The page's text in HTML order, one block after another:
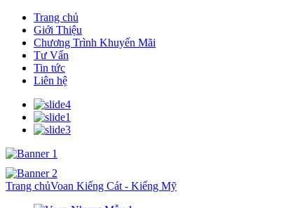
Trang chủ
Giới Thiệu
Chương Trình Khuyến Mãi
Tư Vấn
Tin tức
Liên hệ
Trang chủVoan Kiếng Cát - Kiếng Mỹ